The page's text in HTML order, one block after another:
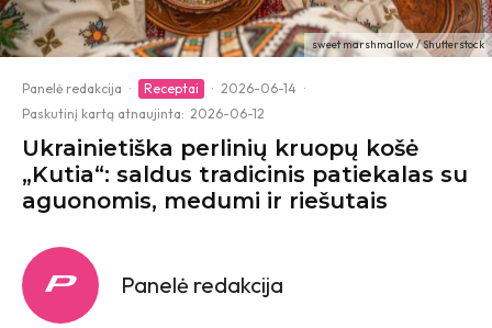
sweet marshmallow / Shutterstock
Panelė redakcija · Receptai · 2026-06-14 ·
Paskutinį kartą atnaujinta: 2026-06-12
Ukrainietiška perlinių kruopų košė
„Kutia“: saldus tradicinis patiekalas su
aguonomis, medumi ir riešutais
Panelė redakcija